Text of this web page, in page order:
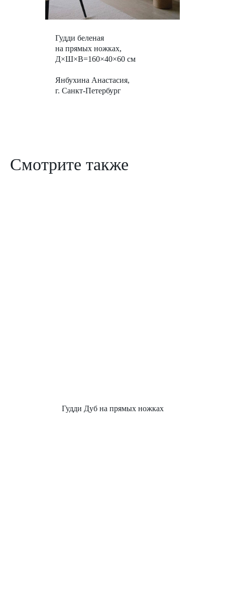
Гудди беленая
на прямых ножках,
Д×Ш×В=160×40×60 см
Янбухина Анастасия,
г. Санкт-Петербург
Смотрите также
Гудди Дуб на прямых ножках